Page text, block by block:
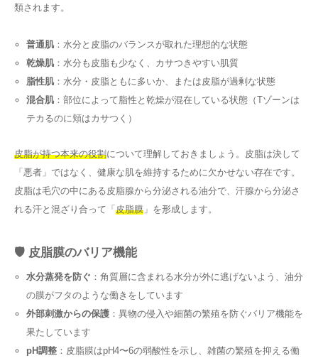
類されます。
普通肌：水分と皮脂のバランスが取れた理想的な状態
乾燥肌：水分も皮脂も少なく、カサつきやすい肌質
脂性肌：水分・皮脂ともに多いか、または皮脂が過剰な状態
混合肌：部位によって脂性と乾燥が混在している状態（Tゾーンは
テカるのに頬はカサつく）
皮脂が持つ本来の役割について理解しておきましょう。皮脂は決して
「悪者」ではなく、健康な肌を維持するために欠かせない存在です。
皮脂は毛穴の中にある皮脂腺から分泌される油分で、汗腺から分泌さ
れる汗と混ざり合って「 皮脂膜 」を形成します。
🛡️ 皮脂膜のバリア機能
水分蒸発を防ぐ ：角質層に含まれる水分が外に逃げないよう、油分
の膜がフタのような働きをしています
外部刺激からの保護：異物の侵入や細菌の繁殖を防ぐバリア機能を
果たしています
pH調整：皮脂膜はpH4〜6の弱酸性を示し、雑菌の繁殖を抑える働